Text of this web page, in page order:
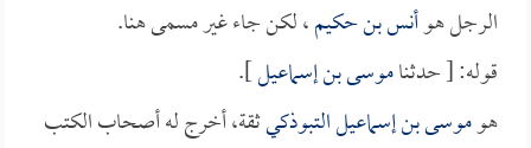
الرجل هوأنس بن حكيم، لكن جاء غير مسمى هنا.
قوله: [ حدثناموسى بن إسماعيل].
هوموسى بن إسماعيل التبوذكيثقة، أخرج له أصحاب الكتب